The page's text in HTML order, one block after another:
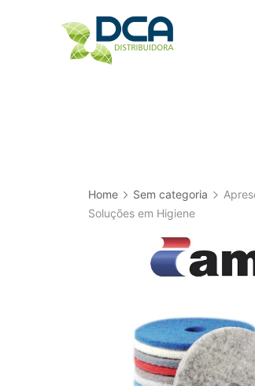
Home Sem categoria
Soluções em Higiene